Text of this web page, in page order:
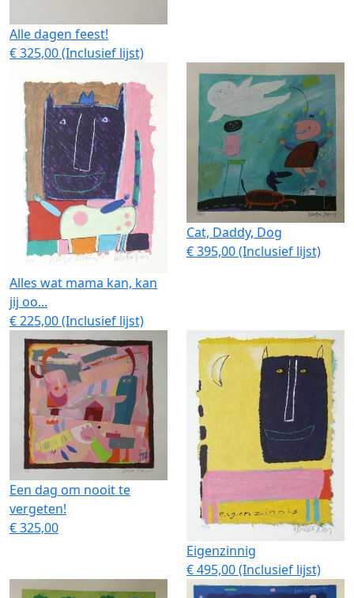
Alle dagen feest!
€ 325,00 (Inclusief lijst)
Alles wat mama kan, kan
jij oo...
€ 225,00 (Inclusief lijst)
Cat, Daddy, Dog
€ 395,00 (Inclusief lijst)
Een dag om nooit te
vergeten!
€ 325,00
Eigenzinnig
€ 495,00 (Inclusief lijst)